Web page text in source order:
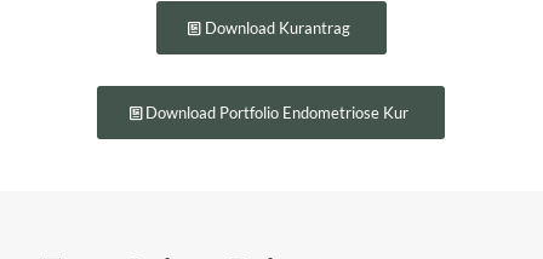
Download Kurantrag
Download Portfolio Endometriose Kur